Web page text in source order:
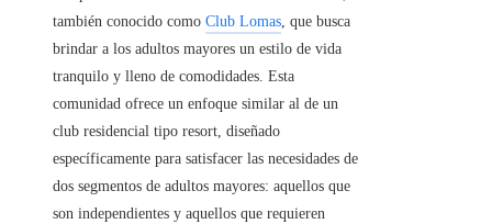
también conocido como Club Lomas, que busca
brindar a los adultos mayores un estilo de vida
tranquilo y lleno de comodidades. Esta
comunidad ofrece un enfoque similar al de un
club residencial tipo resort, diseñado
específicamente para satisfacer las necesidades de
dos segmentos de adultos mayores: aquellos que
son independientes y aquellos que requieren